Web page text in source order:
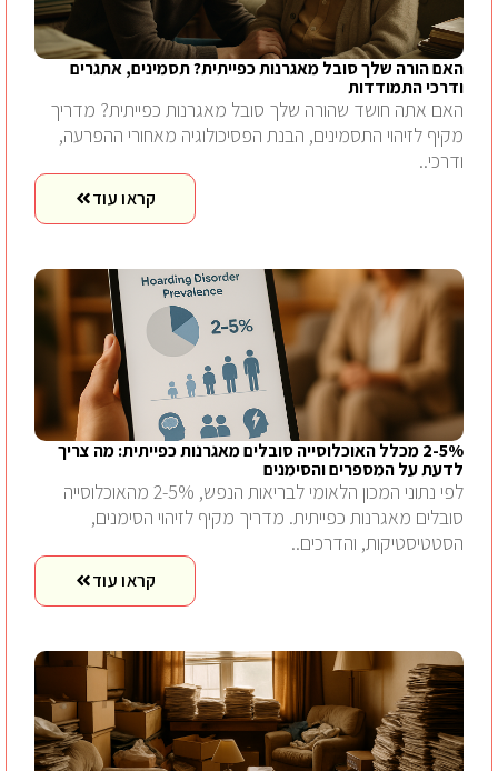
האם הורה שלך סובל מאגרנות כפייתית? תסמינים, אתגרים
ודרכי התמודדות
האם אתה חושד שהורה שלך סובל מאגרנות כפייתית? מדריך
מקיף לזיהוי התסמינים, הבנת הפסיכולוגיה מאחורי ההפרעה,
ודרכי..
קראו עוד
2-5% מכלל האוכלוסייה סובלים מאגרנות כפייתית: מה צריך
לדעת על המספרים והסימנים
לפי נתוני המכון הלאומי לבריאות הנפש, 2-5% מהאוכלוסייה
סובלים מאגרנות כפייתית. מדריך מקיף לזיהוי הסימנים,
הסטטיסטיקות, והדרכים..
קראו עוד